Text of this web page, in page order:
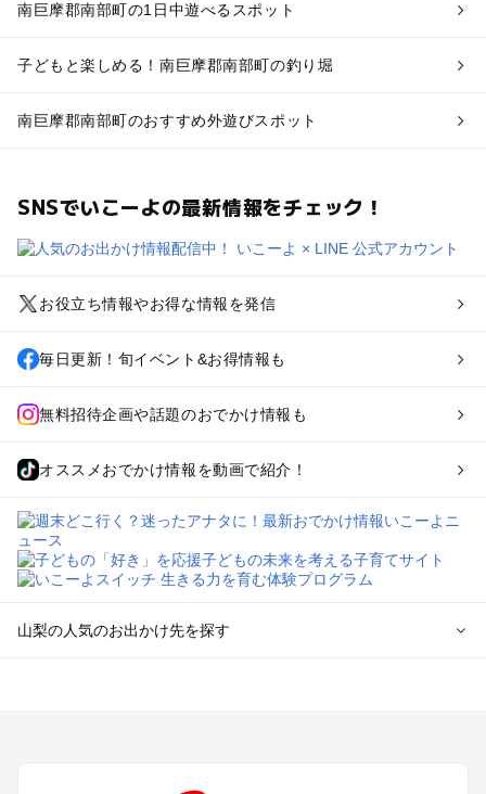
南巨摩郡南部町の1日中遊べるスポット
子どもと楽しめる！南巨摩郡南部町の釣り堀
南巨摩郡南部町のおすすめ外遊びスポット
SNSでいこーよの最新情報をチェック！
お役立ち情報やお得な情報を発信
毎日更新！旬イベント&お得情報も
無料招待企画や話題のおでかけ情報も
オススメおでかけ情報を動画で紹介！
山梨の人気のお出かけ先を探す